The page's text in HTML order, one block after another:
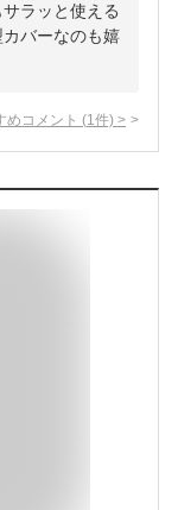
ラッと使える
バーなのも嬉
めコメント (1 件) >